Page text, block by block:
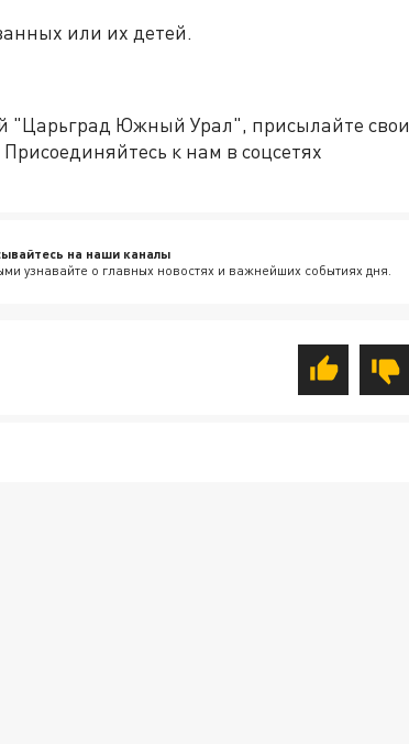
или их детей.
"Царьград Южный Урал", присылайте свои
Присоединяйтесь к нам в соцсетях
на наши каналы
узнавайте о главных новостях и важнейших событиях дня.